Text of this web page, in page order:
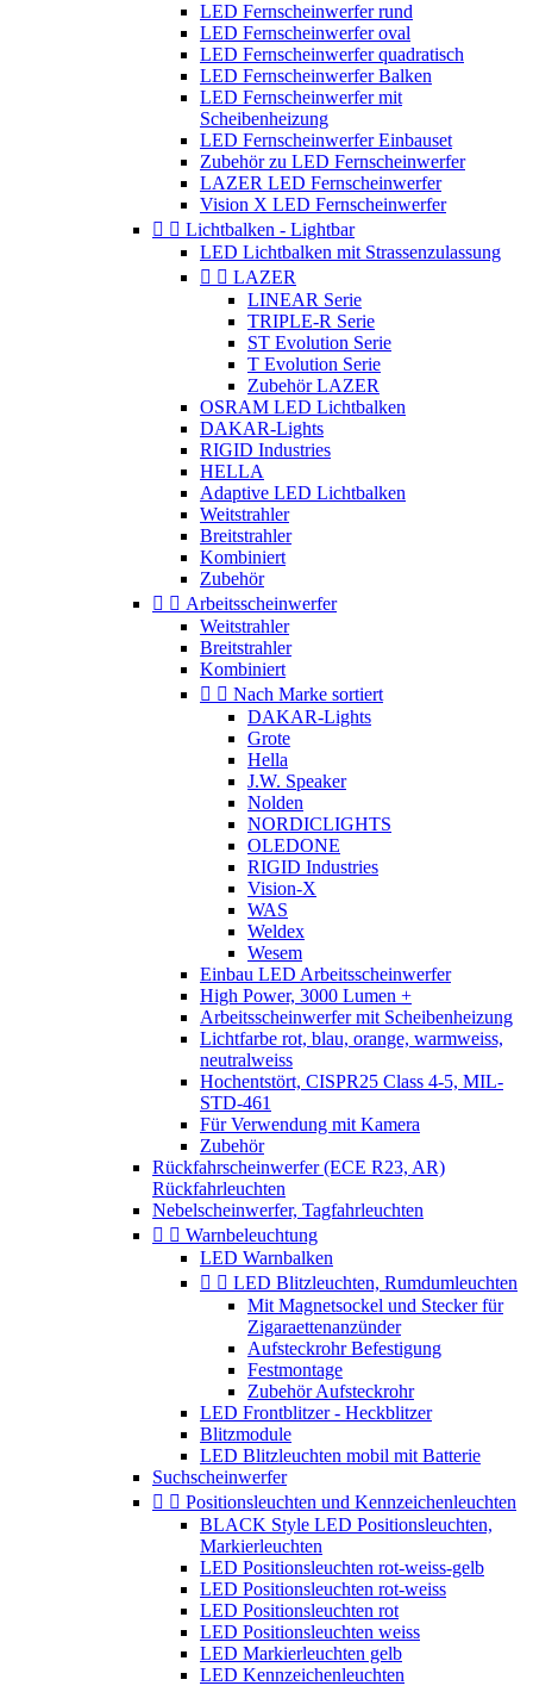
LED Fernscheinwerfer rund
LED Fernscheinwerfer oval
LED Fernscheinwerfer quadratisch
LED Fernscheinwerfer Balken
LED Fernscheinwerfer mit
Scheibenheizung
LED Fernscheinwerfer Einbauset
Zubehör zu LED Fernscheinwerfer
LAZER LED Fernscheinwerfer
Vision X LED Fernscheinwerfer
  Lichtbalken - Lightbar
LED Lichtbalken mit Strassenzulassung
  LAZER
LINEAR Serie
TRIPLE-R Serie
ST Evolution Serie
T Evolution Serie
Zubehör LAZER
OSRAM LED Lichtbalken
DAKAR-Lights
RIGID Industries
HELLA
Adaptive LED Lichtbalken
Weitstrahler
Breitstrahler
Kombiniert
Zubehör
  Arbeitsscheinwerfer
Weitstrahler
Breitstrahler
Kombiniert
  Nach Marke sortiert
DAKAR-Lights
Grote
Hella
J.W. Speaker
Nolden
NORDICLIGHTS
OLEDONE
RIGID Industries
Vision-X
WAS
Weldex
Wesem
Einbau LED Arbeitsscheinwerfer
High Power, 3000 Lumen +
Arbeitsscheinwerfer mit Scheibenheizung
Lichtfarbe rot, blau, orange, warmweiss,
neutralweiss
Hochentstört, CISPR25 Class 4-5, MIL-
STD-461
Für Verwendung mit Kamera
Zubehör
Rückfahrscheinwerfer (ECE R23, AR)
Rückfahrleuchten
Nebelscheinwerfer, Tagfahrleuchten
  Warnbeleuchtung
LED Warnbalken
  LED Blitzleuchten, Rumdumleuchten
Mit Magnetsockel und Stecker für
Zigaraettenanzünder
Aufsteckrohr Befestigung
Festmontage
Zubehör Aufsteckrohr
LED Frontblitzer - Heckblitzer
Blitzmodule
LED Blitzleuchten mobil mit Batterie
Suchscheinwerfer
  Positionsleuchten und Kennzeichenleuchten
BLACK Style LED Positionsleuchten,
Markierleuchten
LED Positionsleuchten rot-weiss-gelb
LED Positionsleuchten rot-weiss
LED Positionsleuchten rot
LED Positionsleuchten weiss
LED Markierleuchten gelb
LED Kennzeichenleuchten